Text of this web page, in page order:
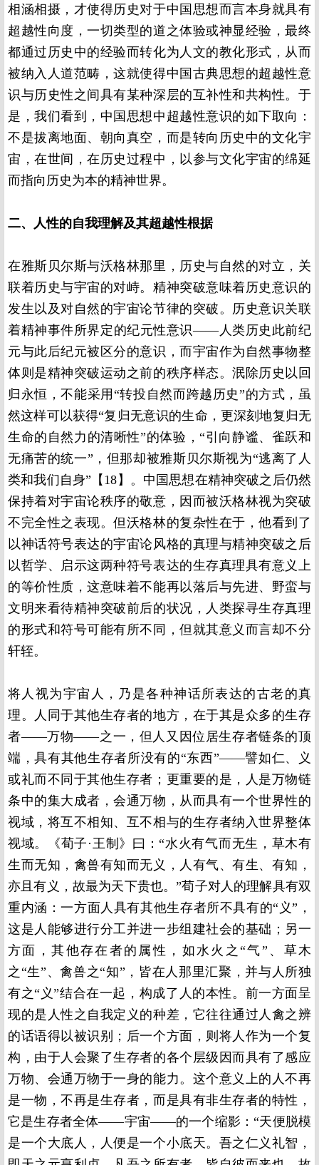
相涵相摄，才使得历史对于中国思想而言本身就具有
超越性向度，一切类型的道之体验或神显经验，最终
都通过历史中的经验而转化为人文的教化形式，从而
被纳入人道范畴，这就使得中国古典思想的超越性意
识与历史性之间具有某种深层的互补性和共构性。于
是，我们看到，中国思想中超越性意识的如下取向：
不是拔离地面、朝向真空，而是转向历史中的文化宇
宙，在世间，在历史过程中，以参与文化宇宙的绵延
而指向历史为本的精神世界。
二、人性的自我理解及其超越性根据
在雅斯贝尔斯与沃格林那里，历史与自然的对立，关
联着历史与宇宙的对峙。精神突破意味着历史意识的
发生以及对自然的宇宙论节律的突破。历史意识关联
着精神事件所界定的纪元性意识——人类历史此前纪
元与此后纪元被区分的意识，而宇宙作为自然事物整
体则是精神突破运动之前的秩序样态。泯除历史以回
归永恒，不能采用“转投自然而跨越历史”的方式，虽
然这样可以获得“复归无意识的生命，更深刻地复归无
生命的自然力的清晰性”的体验，“引向静谧、雀跃和
无痛苦的统一”，但那却被雅斯贝尔斯视为“逃离了人
类和我们自身”【18】。中国思想在精神突破之后仍然
保持着对宇宙论秩序的敬意，因而被沃格林视为突破
不完全性之表现。但沃格林的复杂性在于，他看到了
以神话符号表达的宇宙论风格的真理与精神突破之后
以哲学、启示这两种符号表达的生存真理具有意义上
的等价性质，这意味着不能再以落后与先进、野蛮与
文明来看待精神突破前后的状况，人类探寻生存真理
的形式和符号可能有所不同，但就其意义而言却不分
轩轾。
将人视为宇宙人，乃是各种神话所表达的古老的真
理。人同于其他生存者的地方，在于其是众多的生存
者——万物——之一，但人又因位居生存者链条的顶
端，具有其他生存者所没有的“东西”——譬如仁、义
或礼而不同于其他生存者；更重要的是，人是万物链
条中的集大成者，会通万物，从而具有一个世界性的
视域，将互不相知、互不相与的生存者纳入世界整体
视域。《荀子·王制》曰：“水火有气而无生，草木有
生而无知，禽兽有知而无义，人有气、有生、有知，
亦且有义，故最为天下贵也。”荀子对人的理解具有双
重内涵：一方面人具有其他生存者所不具有的“义”，
这是人能够进行分工并进一步组建社会的基础；另一
方面，其他存在者的属性，如水火之“气”、草木
之“生”、禽兽之“知”，皆在人那里汇聚，并与人所独
有之“义”结合在一起，构成了人的本性。前一方面呈
现的是人性之自我定义的种差，它往往通过人禽之辨
的话语得以被识别；后一个方面，则将人作为一个复
构，由于人会聚了生存者的各个层级因而具有了感应
万物、会通万物于一身的能力。这个意义上的人不再
是一物，不再是生存者，而是具有非生存者的特性，
它是生存者全体——宇宙——的一个缩影：“天便脱模
是一个大底人，人便是一个小底天。吾之仁义礼智，